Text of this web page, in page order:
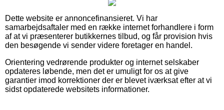
Dette website er annoncefinansieret. Vi har
samarbejdsaftaler med en række internet forhandlere i form
af at vi præsenterer butikkernes tilbud, og får provision hvis
den besøgende vi sender videre foretager en handel.
Orientering vedrørende produkter og internet selskaber
opdateres løbende, men det er umuligt for os at give
garantier imod korrektioner der er blevet iværksat efter at vi
sidst opdaterede websitets informationer.